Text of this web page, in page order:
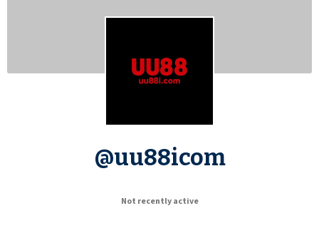
@uu88icom
Not recently active